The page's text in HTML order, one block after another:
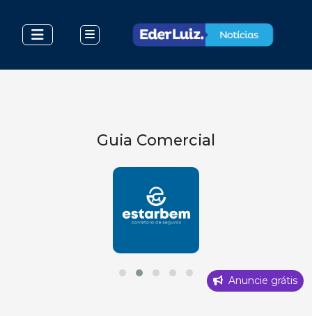
Guia Comercial
Anuncie grátis